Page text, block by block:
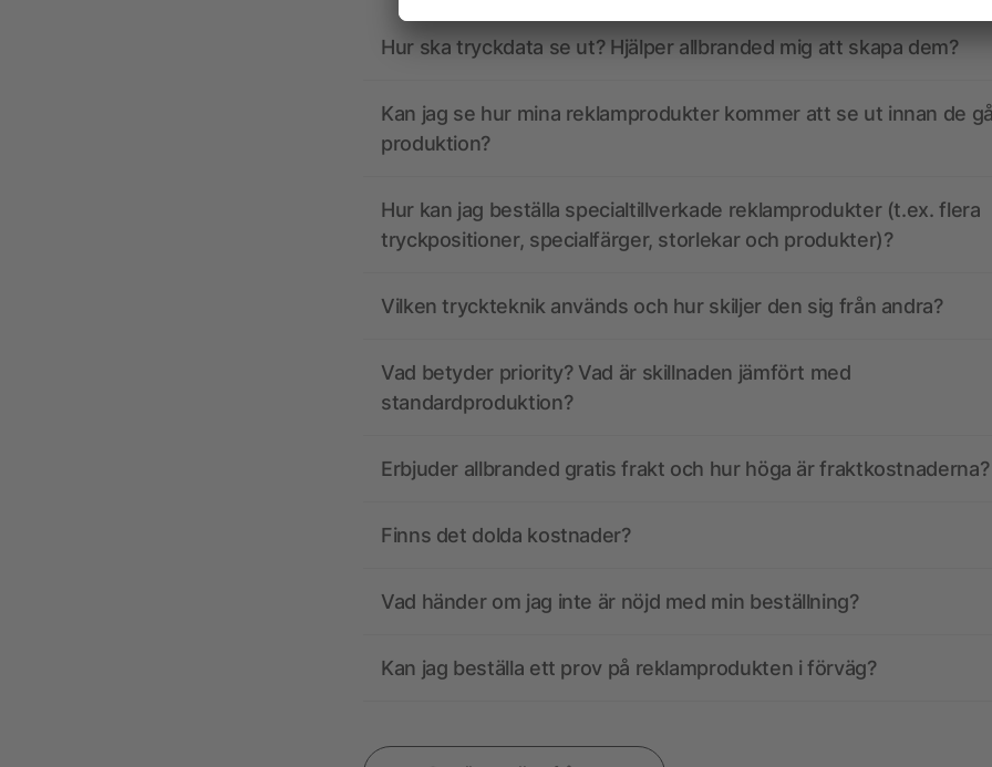
Hur ska tryckdata se ut? Hjälper allbranded mig att skapa dem?
Kan jag se hur mina reklamprodukter kommer att se ut innan de
produktion?
Hur kan jag beställa specialtillverkade reklamprodukter (t.ex. flera
tryckpositioner, specialfärger, storlekar och produkter)?
Vilken tryckteknik används och hur skiljer den sig från andra?
Vad betyder priority? Vad är skillnaden jämfört med
standardproduktion?
Erbjuder allbranded gratis frakt och hur höga är fraktkostnaderna?
Finns det dolda kostnader?
Vad händer om jag inte är nöjd med min beställning?
Kan jag beställa ett prov på reklamprodukten i förväg?